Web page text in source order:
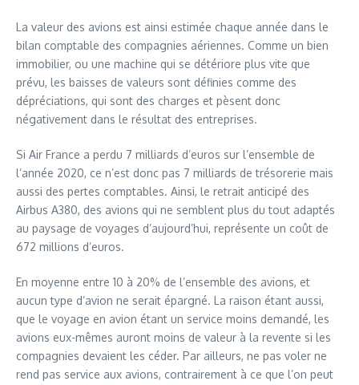
La valeur des avions est ainsi estimée chaque année dans le
bilan comptable des compagnies aériennes. Comme un bien
immobilier, ou une machine qui se détériore plus vite que
prévu, les baisses de valeurs sont définies comme des
dépréciations, qui sont des charges et pèsent donc
négativement dans le résultat des entreprises.
Si Air France a perdu 7 milliards d’euros sur l’ensemble de
l’année 2020, ce n’est donc pas 7 milliards de trésorerie mais
aussi des pertes comptables. Ainsi, le retrait anticipé des
Airbus A380, des avions qui ne semblent plus du tout adaptés
au paysage de voyages d’aujourd’hui, représente un coût de
672 millions d’euros.
En moyenne entre 10 à 20% de l’ensemble des avions, et
aucun type d’avion ne serait épargné. La raison étant aussi,
que le voyage en avion étant un service moins demandé, les
avions eux-mêmes auront moins de valeur à la revente si les
compagnies devaient les céder. Par ailleurs, ne pas voler ne
rend pas service aux avions, contrairement à ce que l’on peut